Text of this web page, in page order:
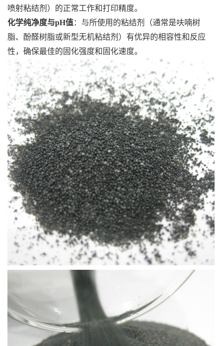
喷射粘结剂）的正常工作和打印精度。
化学纯净度与pH值：与所使用的粘结剂（通常是呋喃树
脂、酚醛树脂或新型无机粘结剂）有优异的相容性和反应
性，确保最佳的固化强度和固化速度。